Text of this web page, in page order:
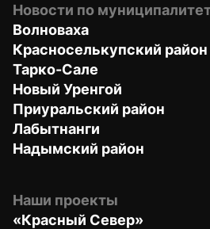
Новости по
Волноваха
Красноселькупский район
Тарко-Сале
Новый Уренгой
Приуральский район
Лабытнанги
Надымский район
Наши проекты
«Красный Север»